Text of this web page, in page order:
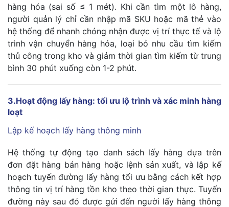
hàng hóa (sai số ≤ 1 mét). Khi cần tìm một lô hàng,
người quản lý chỉ cần nhập mã SKU hoặc mã thẻ vào
hệ thống để nhanh chóng nhận được vị trí thực tế và lộ
trình vận chuyển hàng hóa, loại bỏ nhu cầu tìm kiếm
thủ công trong kho và giảm thời gian tìm kiếm từ trung
bình 30 phút xuống còn 1-2 phút.
3.Hoạt động lấy hàng: tối ưu lộ trình và xác minh hàng
loạt
Lập kế hoạch lấy hàng thông minh
Hệ thống tự động tạo danh sách lấy hàng dựa trên
đơn đặt hàng bán hàng hoặc lệnh sản xuất, và lập kế
hoạch tuyến đường lấy hàng tối ưu bằng cách kết hợp
thông tin vị trí hàng tồn kho theo thời gian thực. Tuyến
đường này sau đó được gửi đến người lấy hàng thông